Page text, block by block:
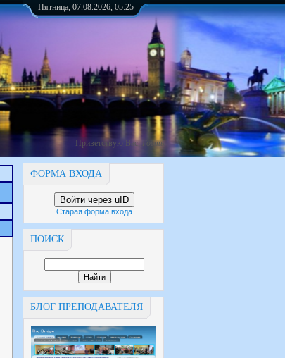
Пятница, 07.08.2026, 05:25
Приветствую Вас, Гость
ФОРМА ВХОДА
Войти через uID
Старая форма входа
ПОИСК
БЛОГ ПРЕПОДАВАТЕЛЯ